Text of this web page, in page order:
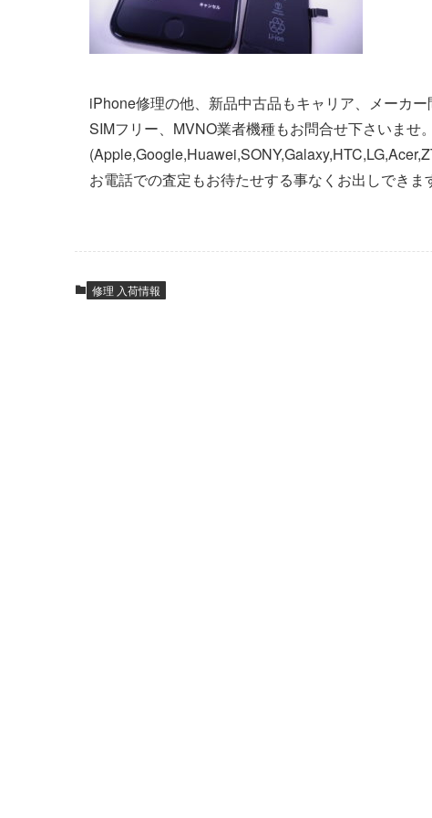
iPhone修理の他、新品中古品もキャリア、メーカー
SIMフリー、MVNO業者機種もお問合せ下さいませ。
お電話での査定もお待たせする事なくお出しできま
修理 入荷情報